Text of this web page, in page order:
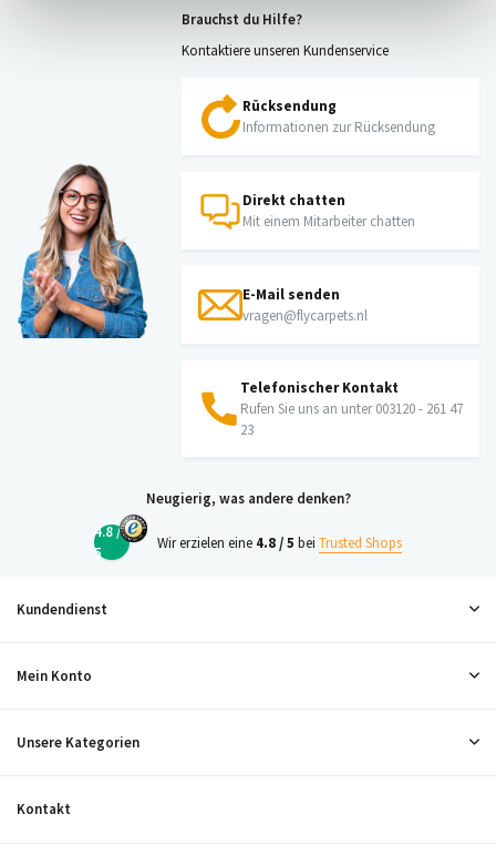
Brauchst du Hilfe?
Kontaktiere unseren Kundenservice
Rücksendung
Informationen zur Rücksendung
Direkt chatten
Mit einem Mitarbeiter chatten
E-Mail senden
vragen@flycarpets.nl
Telefonischer Kontakt
Rufen Sie uns an unter 003120 - 261 47
23
Neugierig, was andere denken?
4.8 /
5
Wir erzielen eine 4.8 / 5 bei Trusted Shops
Kundendienst
Mein Konto
Unsere Kategorien
Kontakt